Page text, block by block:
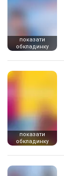
показати
обкладинку
показати
обкладинку